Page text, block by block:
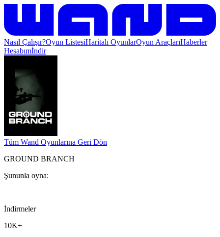
Nasıl Çalışır?Oyun ListesiHaritalı OyunlarOyun AraçlarıHaberler
Hesabımİndir
Tüm Wand Oyunlarına Geri Dön
GROUND BRANCH
Şununla oyna:
İndirmeler
10K+